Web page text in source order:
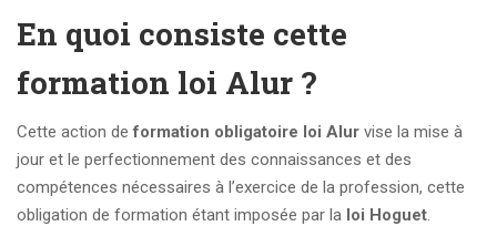
En quoi consiste cette
formation loi Alur ?
Cette action deformation obligatoire loi Alur vise la mise à
jour et le perfectionnement des connaissances et des
compétences nécessaires à l’exercice de la profession, cette
obligation de formation étant imposée par la loi Hoguet.